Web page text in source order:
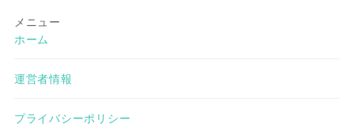
メニュー
ホーム
運営者情報
プライバシーポリシー